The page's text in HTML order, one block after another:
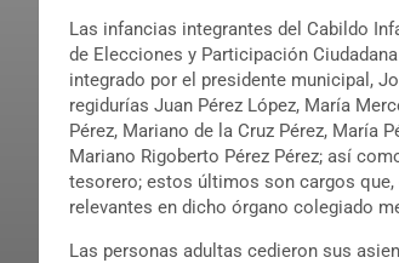
Las infancias integrantes del Cabildo
de Elecciones y Participación
integrado por el presidente municipal,
regidurías Juan Pérez López, María
Pérez, Mariano de la Cruz Pérez, María
Mariano Rigoberto Pérez Pérez; así
tesorero; estos últimos son cargos
relevantes en dicho órgano colegiado
Las personas adultas cedieron sus